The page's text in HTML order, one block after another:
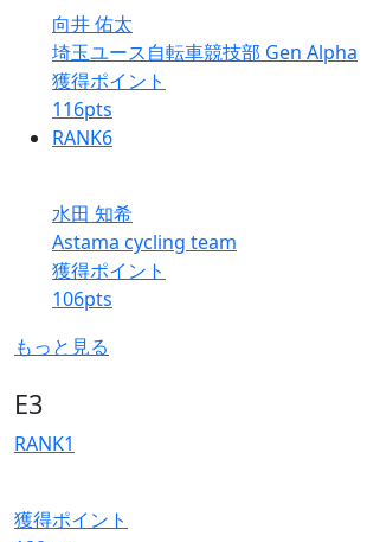
向井 佑太
埼玉ユース自転車競技部 Gen Alpha
獲得ポイント
116pts
RANK6
水田 知希
Astama cycling team
獲得ポイント
106pts
もっと見る
E3
RANK1
獲得ポイント